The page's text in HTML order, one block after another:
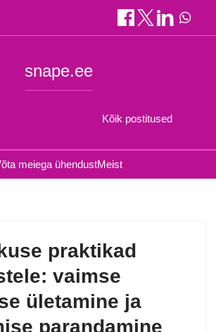
snape.ee
Kõik postitused
meiega ühendustMeist
praktikad
vaimse
ületamine ja
parandamine